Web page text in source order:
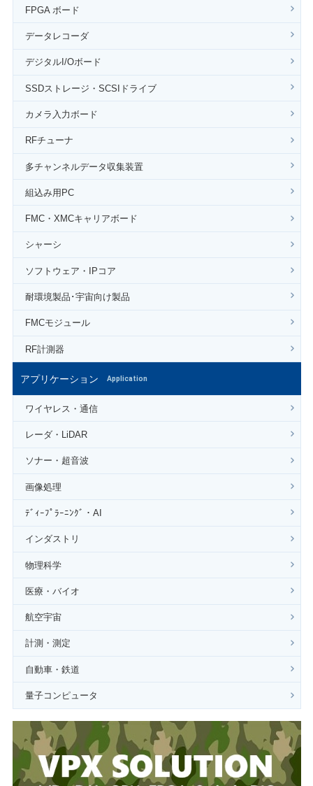
FPGA ボード
データレコーダ
デジタルI/Oボード
SSDストレージ・SCSIドライブ
カメラ入力ボード
RFチューナ
多チャンネルデータ収集装置
組込み用PC
FMC・XMCキャリアボード
シャーシ
ソフトウェア・IPコア
耐環境製品･宇宙向け製品
FMCモジュール
RF計測器
アプリケーション Application
ワイヤレス・通信
レーダ・LiDAR
ソナー・超音波
画像処理
ﾃﾞｨｰﾌﾟﾗｰﾆﾝｸﾞ・AI
インダストリ
物理科学
医療・バイオ
航空宇宙
計測・測定
自動車・鉄道
量子コンピュータ